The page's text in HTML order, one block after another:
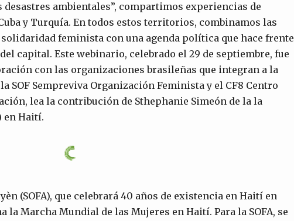
ambientales”, compartimos experiencias de
y Turquía. En todos estos territorios, combinamos las
feminista con una agenda política que hace frente
capital. Este webinario, celebrado el 29 de septiembre, fue
con las organizaciones brasileñas que integran a la
SOF Sempreviva Organización Feminista y el CF8 Centro
lea la contribución de Sthephanie Simeón de la la
en Haití.
(SOFA), que celebrará 40 años de existencia en Haití en
la Marcha Mundial de las Mujeres en Haití. Para la SOFA, se